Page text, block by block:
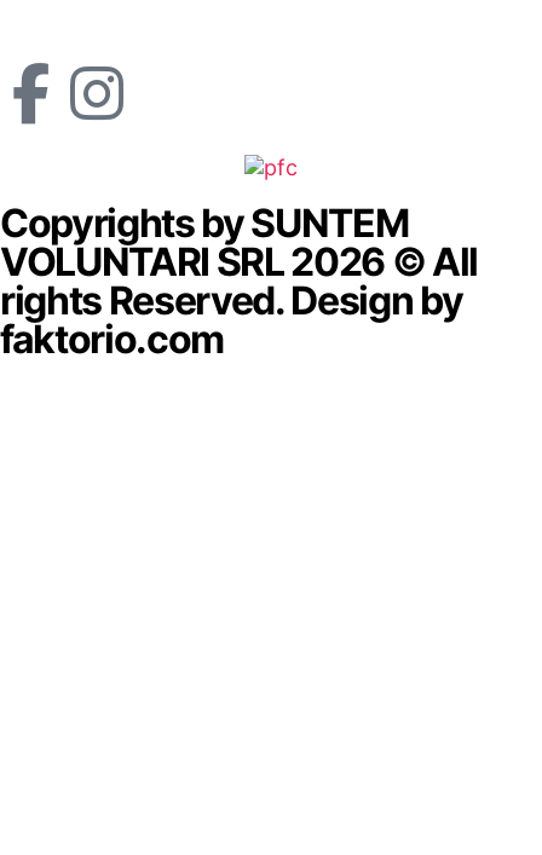
Copyrights by SUNTEM
VOLUNTARI SRL 2026 © All
rights Reserved. Design by
faktorio.com